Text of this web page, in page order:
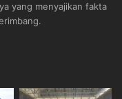
yang menyajikan fakta